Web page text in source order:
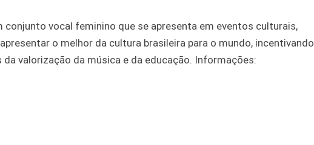
vocal feminino que se apresenta em eventos culturais,
o melhor da cultura brasileira para o mundo, incentivando
valorização da música e da educação. Informações: